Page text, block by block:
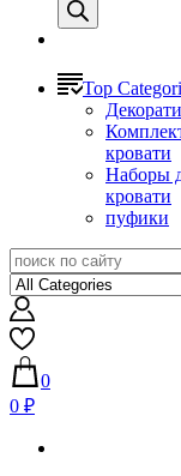
Top
кровати
Наборы
кровати
пуфики
0
0 ₽